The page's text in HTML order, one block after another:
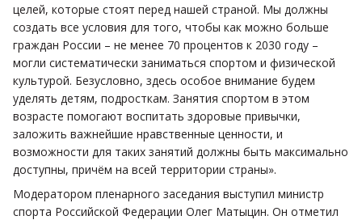
целей, которые стоят перед нашей страной. Мы должны
создать все условия для того, чтобы как можно больше
граждан России – не менее 70 процентов к 2030 году –
могли систематически заниматься спортом и физической
культурой. Безусловно, здесь особое внимание будем
уделять детям, подросткам. Занятия спортом в этом
возрасте помогают воспитать здоровые привычки,
заложить важнейшие нравственные ценности, и
возможности для таких занятий должны быть максимально
доступны, причём на всей территории страны».
Модератором пленарного заседания выступил министр
спорта Российской Федерации Олег Матыцин. Он отметил